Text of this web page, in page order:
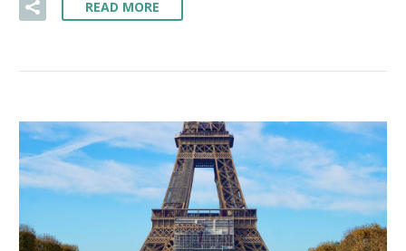
READ MORE